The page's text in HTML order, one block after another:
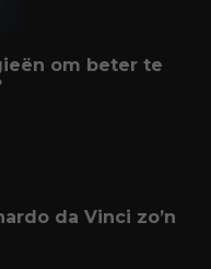
om beter te
da Vinci zo’n